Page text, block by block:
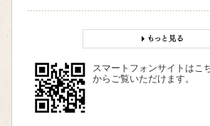
スマートフォンサイトはこ
からご覧いただけます。